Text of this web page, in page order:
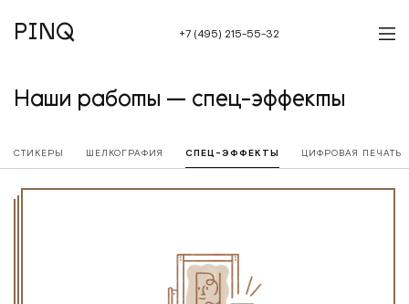
PINQ +7 (495) 215-55-32
Наши работы — спец-эффекты
СТИКЕРЫ ШЕЛКОГРАФИЯ СПЕЦ-ЭФФЕКТЫ ЦИФРОВАЯ ПЕЧАТЬ